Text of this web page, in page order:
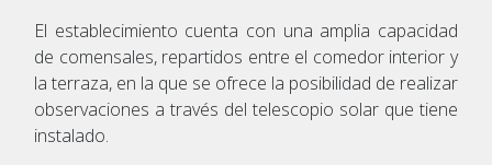
El establecimiento cuenta con una amplia capacidad
de comensales, repartidos entre el comedor interior y
la terraza, en la que se ofrece la posibilidad de realizar
observaciones a través del telescopio solar que tiene
instalado.